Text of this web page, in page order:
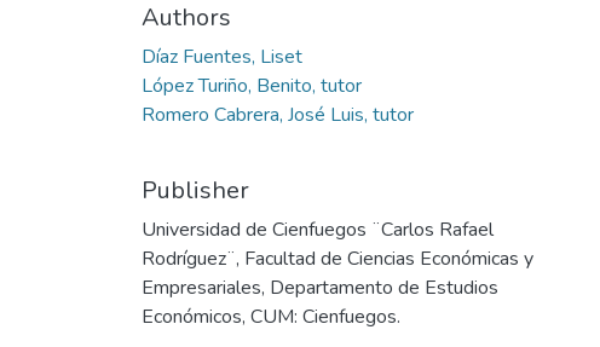
Authors
Díaz Fuentes, Liset
López Turiño, Benito, tutor
Romero Cabrera, José Luis, tutor
Publisher
Universidad de Cienfuegos ¨Carlos Rafael
Rodríguez¨, Facultad de Ciencias Económicas y
Empresariales, Departamento de Estudios
Económicos, CUM: Cienfuegos.